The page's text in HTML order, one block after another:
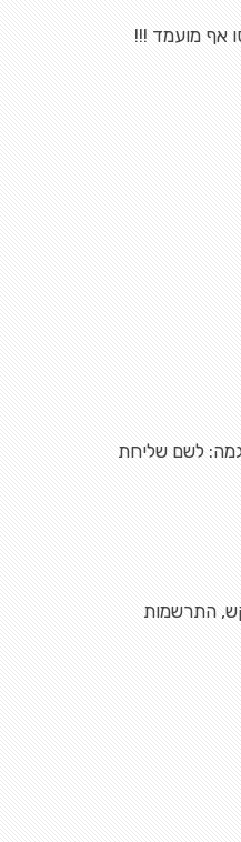
לשם שליחת
התרשמות